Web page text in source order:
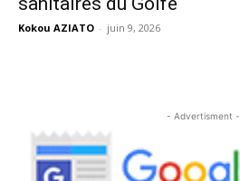
Kokou AZIATO - juin 9, 2026
- Advertisment -